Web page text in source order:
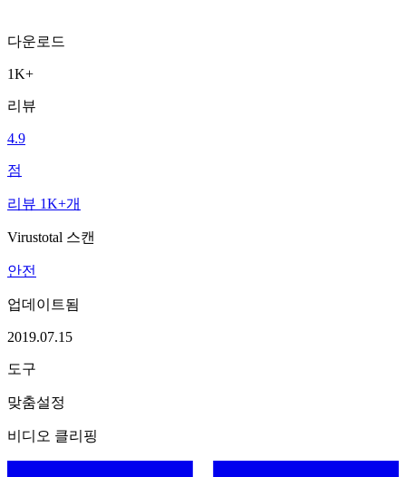
다운로드
1K+
리뷰
4.9
점
리뷰 1K+개
Virustotal 스캔
안전
업데이트됨
2019.07.15
도구
맞춤설정
비디오 클리핑